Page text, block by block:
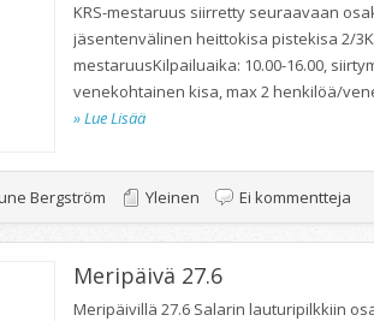
KRS-mestaruus siirretty seuraavaan
jäsentenvälinen heittokisa pistekisa 2/
mestaruusKilpailuaika: 10.00-16.00,
venekohtainen kisa, max 2 henkilöä/
» Lue Lisää
Bergström Yleinen Ei kommentteja
Meripäivä 27.6
Meripäivillä 27.6 Salarin lauturipilkkiin